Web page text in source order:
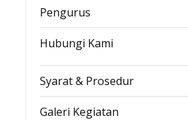
Pengurus
Hubungi Kami
Syarat & Prosedur
Galeri Kegiatan